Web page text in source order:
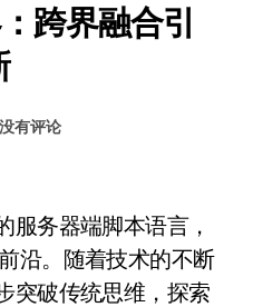
跨界融合引
没有评论
沿。随着技术的不断
突破传统思维，探索